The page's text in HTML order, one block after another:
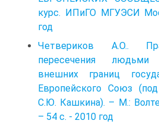
курс. ИПиГО МГУЭСИ
год
Четвериков А.О..
пересечения
внешних границ
Европейского Союз
С.Ю. Кашкина). – М.:
– 54 с. - 2010 год